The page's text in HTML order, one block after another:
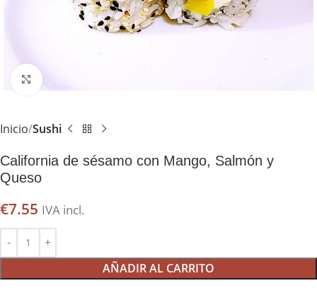
Click to enlarge
Inicio Sushi
California de sésamo con Mango, Salmón y
Queso
€7.55 IVA incl.
AÑADIR AL CARRITO